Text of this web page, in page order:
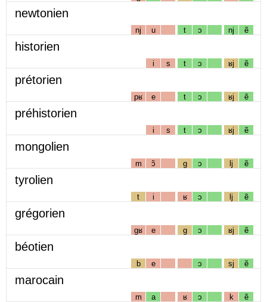
newtonien
nj u t ɔ nj ẽ
historien
i s t ɔ ʁj ẽ
prétorien
pʁ e t ɔ ʁj ẽ
préhistorien
i s t ɔ ʁj ẽ
mongolien
m ɔ̃ g ɔ lj ẽ
tyrolien
t i ʁ ɔ lj ẽ
grégorien
gʁ e g ɔ ʁj ẽ
béotien
b e ɔ sj ẽ
marocain
m a ʁ ɔ k ẽ